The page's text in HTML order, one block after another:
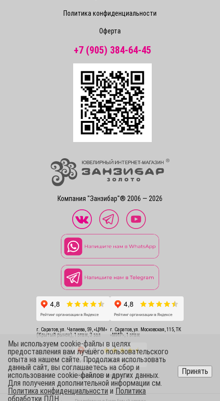
Компания "Занзибар"® 2006 — 2026
Политика конфиденциальности
Оферта
+7 (905) 384-64-45
г. Саратов, ул. Чапаева, 59, «ЦУМ»
(Крытый рынок), 1 этаж, 3 зал
г. Саратов, ул. Московская, 115, ТК
«МИР», 1 этаж
г. Саратов, ул. Чапаева, 54
Мы используем cookie-файлы в целях
предоставления вам лучшего пользовательского
опыта на нашем сайте. Продолжая использовать
данный сайт, вы соглашаетесь на сбор и
использование cookie-файлов и других данных.
Для получения дополнительной информации см.
Политика конфиденциальности и Политика
обработки ПДН
Принять